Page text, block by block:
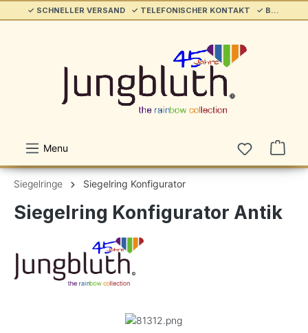
springen ✓ SCHNELLER VERSAND ✓ TELEFONISCHER KONTAKT ✓ BELIEBT & ETABLIERT ✓ SERVICE/HILFE
Menu
Siegelringe Siegelring Konfigurator
Siegelring Konfigurator Antik
Bildergalerie überspringen